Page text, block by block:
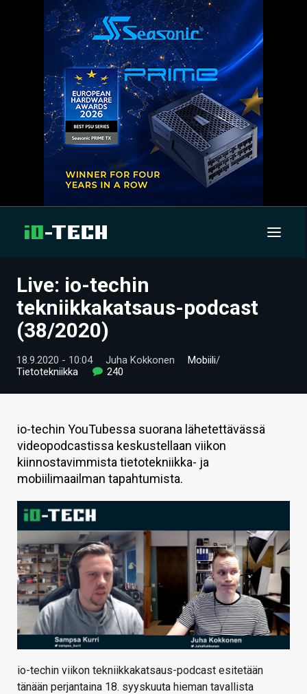
UUTISET
ARTIKKELIT
VIDEOT
HINTA.FI
KAUPPA
VAIHDA TEEMA
HAKU
Live: io-techin
tekniikkakatsaus-podcast
(38/2020)
18.9.2020 - 10:04 Juha Kokkonen Mobiili/
Tietotekniikka
240
io-techin YouTubessa suorana lähetettävässä
videopodcastissa keskustellaan viikon
kiinnostavimmista tietotekniikka- ja
mobiilimaailman tapahtumista.
io-techin viikon tekniikkakatsaus-podcast esitetään
tänään perjantaina 18. syyskuuta hieman tavallista